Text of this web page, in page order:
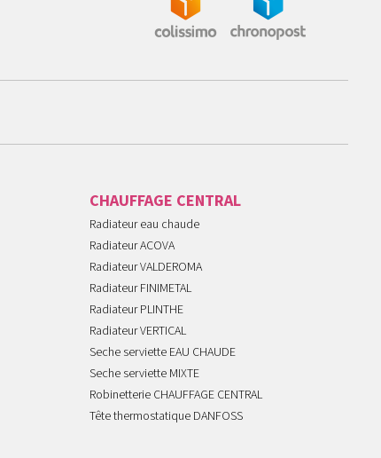
CHAUFFAGE CENTRAL
Radiateur eau chaude
Radiateur ACOVA
Radiateur VALDEROMA
Radiateur FINIMETAL
Radiateur PLINTHE
Radiateur VERTICAL
Seche serviette EAU CHAUDE
Seche serviette MIXTE
Robinetterie CHAUFFAGE CENTRAL
Tête thermostatique DANFOSS